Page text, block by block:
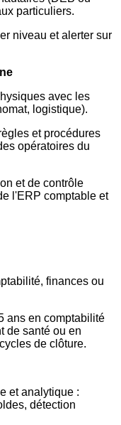
particuliers.
niveau et alerter sur
avec les
logistique).
et procédures
opératoires du
et de contrôle
l'ERP comptable et
finances ou
ans en comptabilité
de santé ou en
de clôture.
et analytique :
détection